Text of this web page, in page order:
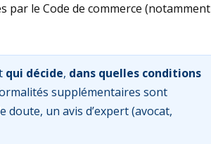
par le Code de commerce (notamment
qui décide, dans quelles conditions
supplémentaires sont
un avis d’expert (avocat,